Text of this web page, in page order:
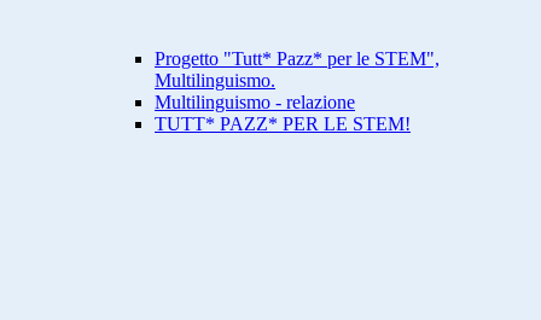
Progetto "Tutt* Pazz* per le STEM",
Multilinguismo.
Multilinguismo - relazione
TUTT* PAZZ* PER LE STEM!